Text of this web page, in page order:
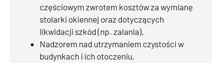
częściowym zwrotem kosztów za wymianę
stolarki okiennej oraz dotyczących
likwidacji szkód (np. zalania),
Nadzorem nad utrzymaniem czystości w
budynkach i ich otoczeniu,